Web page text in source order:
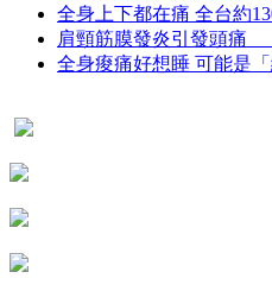
全身上下都在痛 全台約
肩頸筋膜發炎引發頭
全身痠痛好想睡 可能是「